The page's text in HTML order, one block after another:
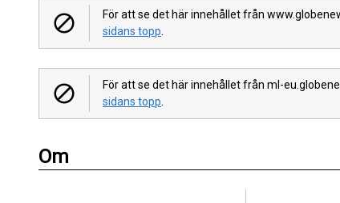
För att se det här innehållet från
sidans topp
För att se det här innehållet från ml-
sidans topp
Om